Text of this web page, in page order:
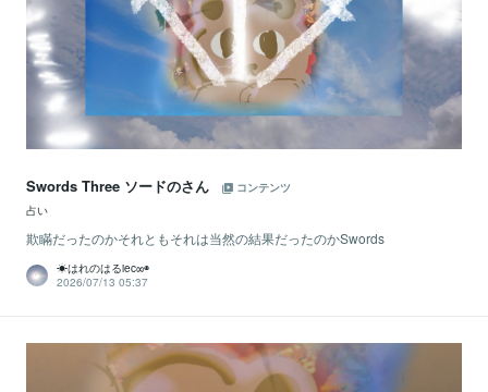
Swords Three ソードのさん
コンテンツ
占い
欺瞞だったのかそれともそれは当然の結果だったのかSwords
☀はれのはるiec∞◉
2026/07/13 05:37